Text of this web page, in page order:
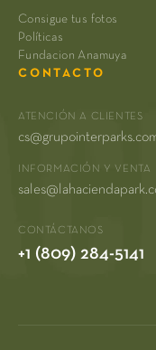
Consigue tus fotos
Políticas
Fundacion Anamuya
CONTACTO
ATENCIÓN A CLIENTES
INFORMACIÓN Y VENTA
CONTÁCTANOS
+1 (809) 284-5141